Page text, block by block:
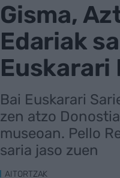
Gisma,
Edariak
Euskarari
Bai Euskarari
zen atzo
museoan. Pello
saria jaso zuen
AITORTZAK